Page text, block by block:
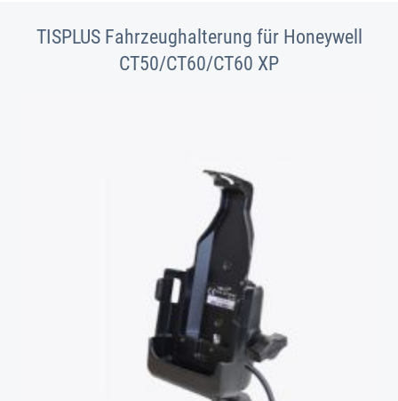
TISPLUS Fahrzeughalterung für Honeywell
CT50/CT60/CT60 XP